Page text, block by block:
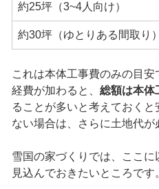
約25坪（3~4人向け）
約30坪（ゆとりある間取り）
これは本体工事費のみの目
経費が加わると、 総額は本体
ることが多いと考えておく
ない場合は、さらに土地代が
雪国の家づくりでは、ここ
見込んでおきたいところです